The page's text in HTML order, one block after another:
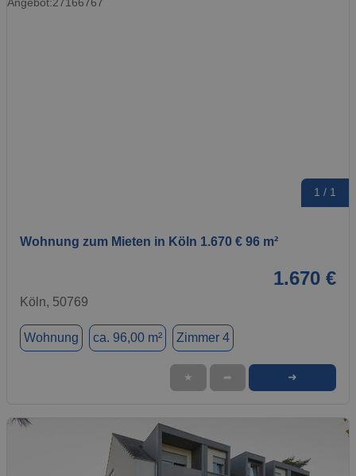
1 / 1
Wohnung zum Mieten in Köln 1.670 € 96 m²
1.670 €
Köln, 50769
Wohnung ca. 96,00 m² Zimmer 4
★ ➦ ➜